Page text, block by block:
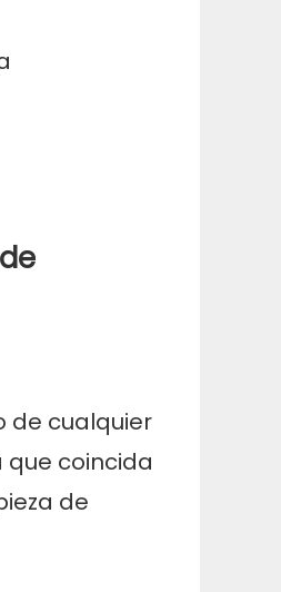
de cualquier
coincida
de